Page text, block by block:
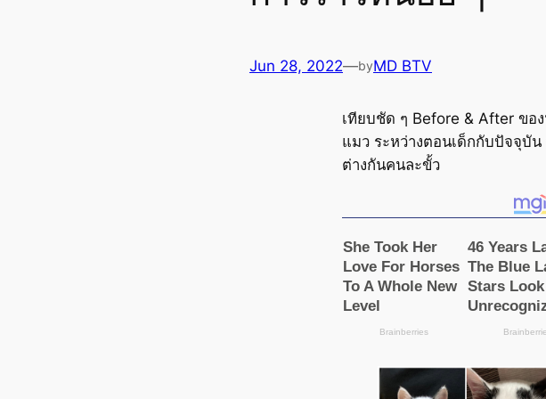
Jun 28, 2022—byMD BTV
เทียบชัด ๆ Before & After ขอ
แมว ระหว่างตอนเด็กกับปัจจุบัน
ต่างกันคนละขั้ว